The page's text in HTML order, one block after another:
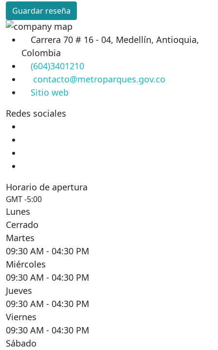
Guardar reseña
Carrera 70 # 16 - 04, Medellín, Antioquia,
Colombia
(604)3401210
contacto@metroparques.gov.co
Sitio web
Redes sociales
Horario de apertura
GMT -5:00
Lunes
Cerrado
Martes
09:30 AM - 04:30 PM
Miércoles
09:30 AM - 04:30 PM
Jueves
09:30 AM - 04:30 PM
Viernes
09:30 AM - 04:30 PM
Sábado